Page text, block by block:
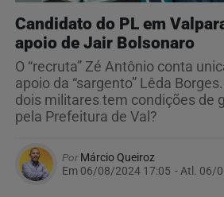
Candidato do PL em
apoio de Jair Bolsonaro
O “recruta” Zé Antônio conta
apoio da “sargento” Lêda
dois militares tem condições de
pela Prefeitura de Val?
PorMárcio Queiroz
Em 06/08/2024 17:05 - Atl. 06/